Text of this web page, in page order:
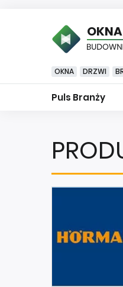
OKNA DRZWI
Puls Branży